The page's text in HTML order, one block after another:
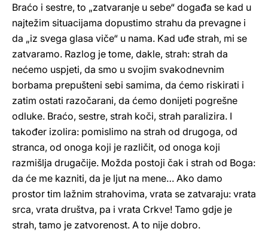
Braćo i sestre, to „zatvaranje u sebe“ događa se kad u
najtežim situacijama dopustimo strahu da prevagne i
da „iz svega glasa viče“ u nama. Kad uđe strah, mi se
zatvaramo. Razlog je tome, dakle, strah: strah da
nećemo uspjeti, da smo u svojim svakodnevnim
borbama prepušteni sebi samima, da ćemo riskirati i
zatim ostati razočarani, da ćemo donijeti pogrešne
odluke. Braćo, sestre, strah koči, strah paralizira. I
također izolira: pomislimo na strah od drugoga, od
stranca, od onoga koji je različit, od onoga koji
razmišlja drugačije. Možda postoji čak i strah od Boga:
da će me kazniti, da je ljut na mene… Ako damo
prostor tim lažnim strahovima, vrata se zatvaraju: vrata
srca, vrata društva, pa i vrata Crkve! Tamo gdje je
strah, tamo je zatvorenost. A to nije dobro.